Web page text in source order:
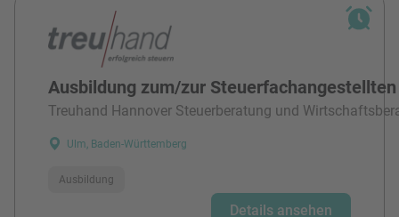
Ausbildung zum/zur
Treuhand Hannover Steuerberatung und
Ulm, Baden-Württemberg
Ausbildung
Details ansehen